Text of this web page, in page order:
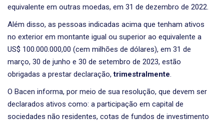
equivalente em outras moedas, em 31 de dezembro de 2022.
Além disso, as pessoas indicadas acima que tenham ativos
no exterior em montante igual ou superior ao equivalente a
US$ 100.000.000,00 (cem milhões de dólares), em 31 de
março, 30 de junho e 30 de setembro de 2023, estão
obrigadas a prestar declaração,trimestralmente.
O Bacen informa, por meio de sua resolução, que devem ser
declarados ativos como: a participação em capital de
sociedades não residentes, cotas de fundos de investimento